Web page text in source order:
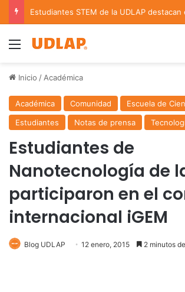
Menu
Inicio / Académica
Académica Comunidad
Escuela de
Estudiantes
Notas de prensa
Estudiantes de
Nanotecnología de
participaron en el
internacional iGEM
Blog UDLAP 12 enero, 2015 2 minutos